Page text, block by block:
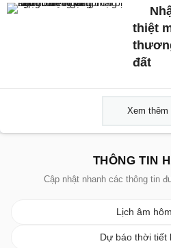
thiệt
đất
Xem thêm
THÔNG TIN
Cập nhật nhanh các thông tin
Lịch âm
Dự báo thời tiết